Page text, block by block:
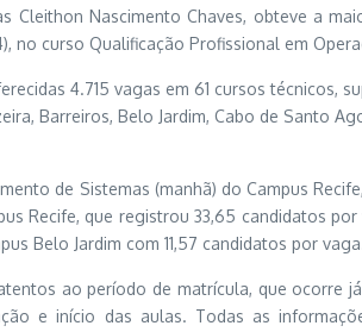
Cleithon Nascimento Chaves, obteve a
no curso Qualificação Profissional em
4.715 vagas em 61 cursos técnicos,
Barreiros, Belo Jardim, Cabo de Santo
de Sistemas (manhã) do Campus
Recife, que registrou 33,65 candidatos
Belo Jardim com 11,57 candidatos por
ao período de matrícula, que ocorre
e início das aulas. Todas as